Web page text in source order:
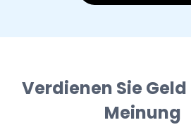
Verdienen Sie
Meinung